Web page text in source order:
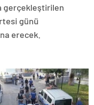
gerçekleştirilen
günü
erecek.